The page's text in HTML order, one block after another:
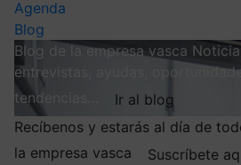
Agenda
Blog
Blog de la empresa vasca
entrevistas, ayudas,
tendencias…
Ir al blog
Recíbenos y estarás al día de
la empresa vasca
Suscríbete